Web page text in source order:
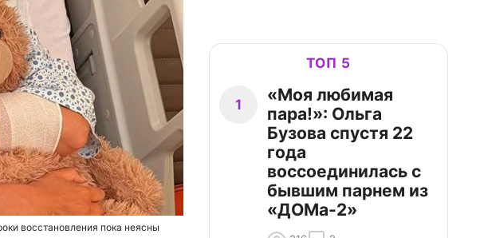
восстановления пока неясны
ТОП 5
1
«Моя любимая
пара!»: Ольга
Бузова спустя 22
года
воссоединилась с
бывшим парнем из
«ДОМа-2»